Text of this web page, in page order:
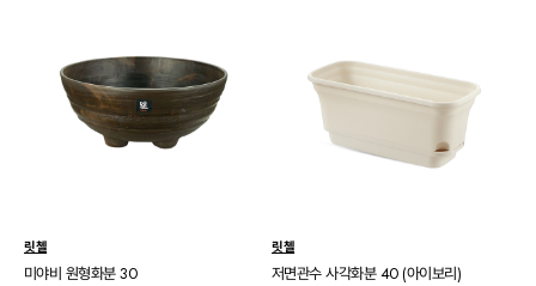
릿첼
미야비 원형화분 30
릿첼
저면관수 사각화분 40 (아이보리)